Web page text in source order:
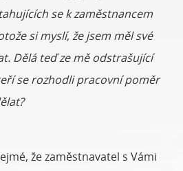
se k zaměstnancem
si myslí, že jsem měl své
Dělá teď ze mě odstrašující
se rozhodli pracovní poměr
že zaměstnavatel s Vámi